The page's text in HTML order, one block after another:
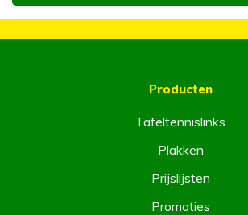
Producten
Tafeltennislinks
Plakken
Prijslijsten
Promoties